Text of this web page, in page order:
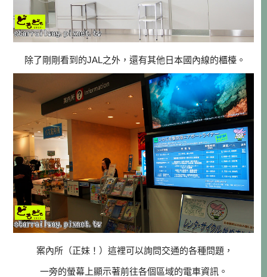
除了剛剛看到的JAL之外，還有其他日本國內線的櫃檯。
案內所（正妹！）這裡可以詢問交通的各種問題，
一旁的螢幕上顯示著前往各個區域的電車資訊。